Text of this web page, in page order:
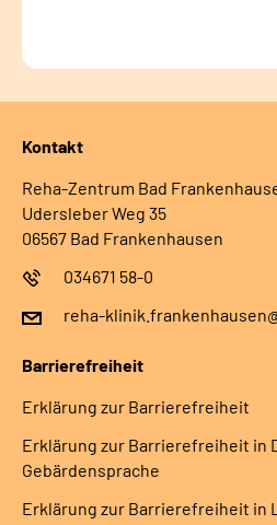
Kontakt
Reha-Zentrum Bad
Udersleber Weg 35
06567 Bad Frankenhausen
034671 58-0
reha-
Barrierefreiheit
Erklärung zur Barrierefreiheit
Erklärung zur Barrierefreiheit in
Gebärdensprache
Erklärung zur Barrierefreiheit in